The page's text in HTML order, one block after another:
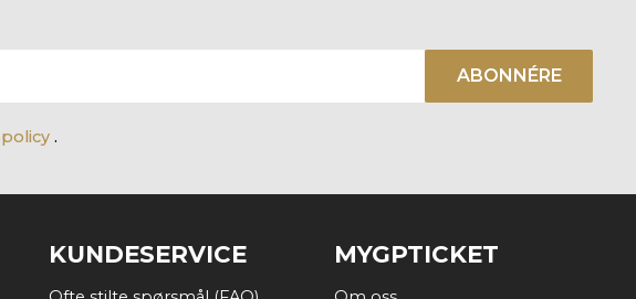
ABONNÉRE
.
KUNDESERVICE MYGPTICKET